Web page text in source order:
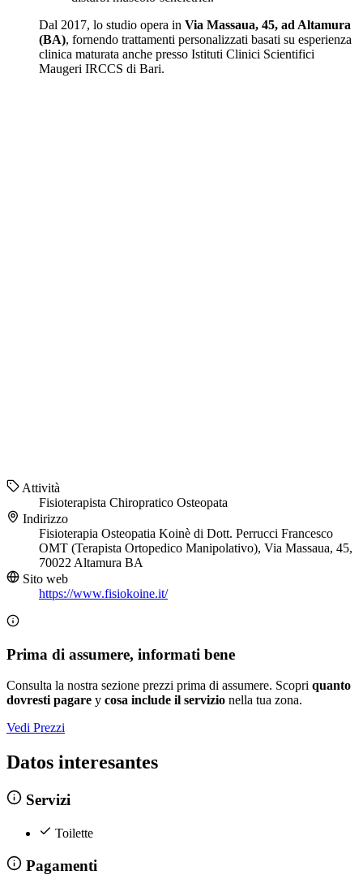
Dal 2017, lo studio opera in Via Massaua, 45, ad Altamura
(BA), fornendo trattamenti personalizzati basati su esperienza
clinica maturata anche presso Istituti Clinici Scientifici
Maugeri IRCCS di Bari.
Attività
Fisioterapista Chiropratico Osteopata
Indirizzo
Fisioterapia Osteopatia Koinè di Dott. Perrucci Francesco
OMT (Terapista Ortopedico Manipolativo), Via Massaua, 45,
70022 Altamura BA
Sito web
https://www.fisiokoine.it/
Prima di assumere, informati bene
Consulta la nostra sezione prezzi prima di assumere. Scopri quanto
dovresti pagare y cosa include il servizio nella tua zona.
Vedi Prezzi
Datos interesantes
Servizi
Toilette
Pagamenti